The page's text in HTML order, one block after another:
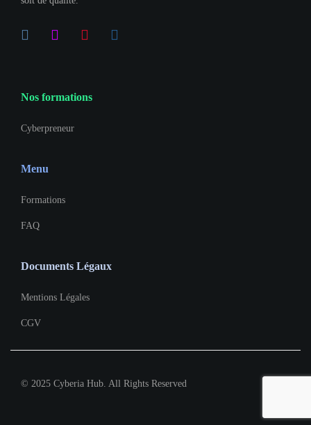
Nos formations
Cyberpreneur
Menu
Formations
FAQ
Documents Légaux
Mentions Légales
CGV
© 2025 Cyberia Hub. All Rights Reserved